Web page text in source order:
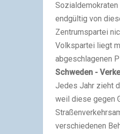
endgültig von
Zentrumspartei
Volkspartei liegt
abgeschlagenen
Schweden -
Jedes Jahr zieht
weil diese gegen
verschiedenen